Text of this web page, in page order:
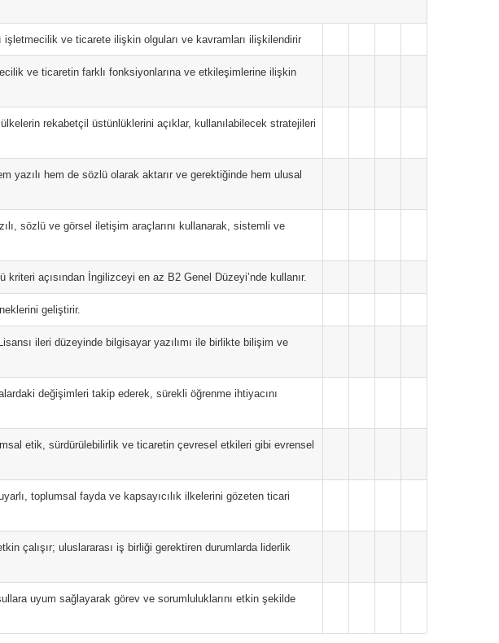
ve ticarete ilişkin olguları ve kavramları ilişkilendirir
ve ticaretin farklı fonksiyonlarına ve etkileşimlerine ilişkin
rekabetçil üstünlüklerini açıklar, kullanılabilecek stratejileri
yazılı hem de sözlü olarak aktarır ve gerektiğinde hem ulusal
sözlü ve görsel iletişim araçlarını kullanarak, sistemli ve
açısından İngilizceyi en az B2 Genel Düzeyi’nde kullanır.
geliştirir.
ileri düzeyinde bilgisayar yazılımı ile birlikte bilişim ve
değişimleri takip ederek, sürekli öğrenme ihtiyacını
etik, sürdürülebilirlik ve ticaretin çevresel etkileri gibi evrensel
toplumsal fayda ve kapsayıcılık ilkelerini gözeten ticari
çalışır; uluslararası iş birliği gerektiren durumlarda liderlik
uyum sağlayarak görev ve sorumluluklarını etkin şekilde